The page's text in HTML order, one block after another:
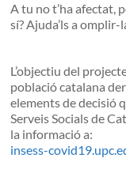
A tu no t’ha afectat,
sí? Ajuda’ls a omplir-
L’objectiu del
població catalana
elements de decisió
Serveis Socials de
la informació a:
insess-